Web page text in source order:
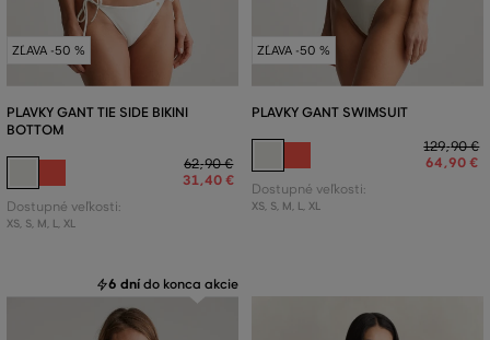
ZĽAVA -50 %
PLAVKY GANT TIE SIDE BIKINI
BOTTOM
62,90 €
31,40 €
Dostupné veľkosti:
XS, S, M, L, XL
ZĽAVA -50 %
PLAVKY GANT SWIMSUIT
129,90 €
64,90 €
Dostupné veľkosti:
XS, S, M, L, XL
6 dní do konca akcie